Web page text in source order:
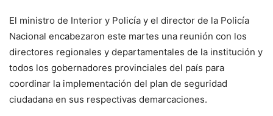
El ministro de Interior y Policía y el director de la Policía
Nacional encabezaron este martes una reunión con los
directores regionales y departamentales de la institución y
todos los gobernadores provinciales del país para
coordinar la implementación del plan de seguridad
ciudadana en sus respectivas demarcaciones.